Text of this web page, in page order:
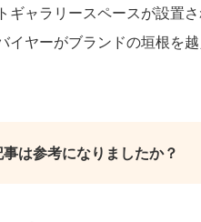
ギャラリースペースが設置
イヤーがブランドの垣根を
事は参考になりましたか？